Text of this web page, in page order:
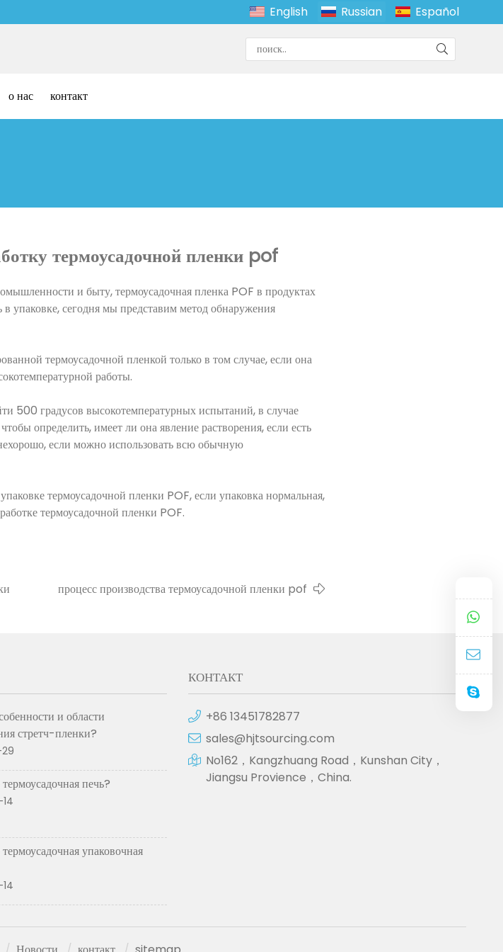
English Russian Español
о нас контакт
термоусадочной пленки pof
и быту, термоусадочная пленка POF в продуктах
упаковке, сегодня мы представим метод обнаружения
термоусадочной пленкой только в том случае, если она
работы.
500 градусов высокотемпературных испытаний, в случае
определить, имеет ли она явление растворения, если есть
если можно использовать всю обычную
термоусадочной пленки POF, если упаковка нормальная,
термоусадочной пленки POF.
процесс производства термоусадочной пленки pof
и области
стретч-пленки?
термоусадочная печь?
термоусадочная упаковочная
КОНТАКТ
+86 13451782877
sales@hjtsourcing.com
No162，Kangzhuang Road，Kunshan City，
Jiangsu Provience，China.